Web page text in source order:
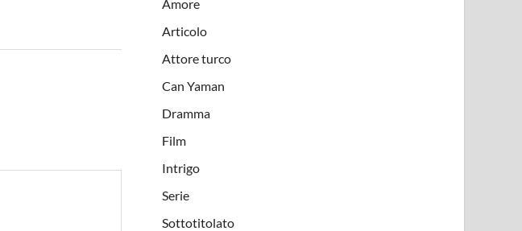
Amore
Articolo
Attore turco
Can Yaman
Dramma
Film
Intrigo
Serie
Sottotitolato